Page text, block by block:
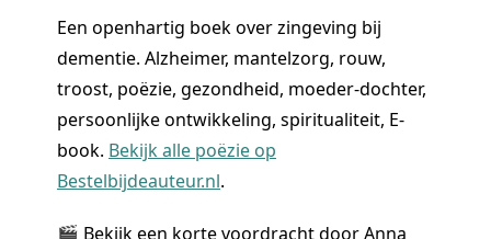
Een openhartig boek over zingeving bij
dementie. Alzheimer, mantelzorg, rouw,
troost, poëzie, gezondheid, moeder-dochter,
persoonlijke ontwikkeling, spiritualiteit, E-
book. Bekijk alle poëzie op
Bestelbijdeauteur.nl.
🎬 Bekijk een korte voordracht door Anna